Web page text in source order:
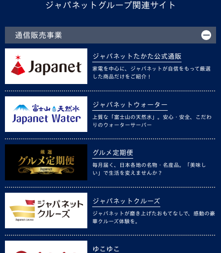
ジャパネットグループ関連サイト
通信販売事業
ジャパネットたかた公式通販
家電を中心に、ジャパネットが自信をもって厳選
した商品だけをご紹介！
ジャパネットウォーター
上質な「富士山の天然水」。安心・安全、こだわ
りのウォーターサーバー
グルメ定期便
毎月届く、日本各地の名物・名産品。「美味し
い」で生活を変えませんか？
ジャパネットクルーズ
ジャパネットが磨き上げたおもてなしで、感動の豪
華クルーズ体験を。
ゆこゆこ